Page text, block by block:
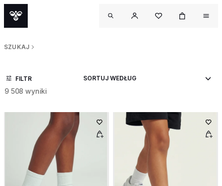
SZUKAJ
FILTR
9 508 wyniki